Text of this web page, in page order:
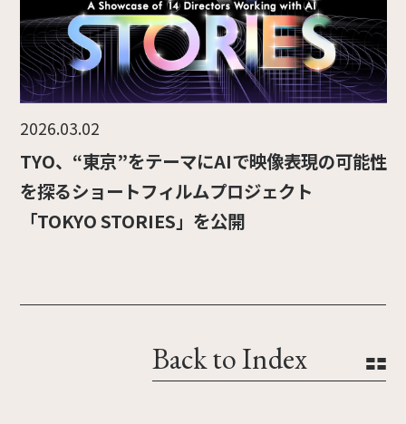
2026.03.02
TYO、“東京”をテーマにAIで映像表現の可能性
を探るショートフィルムプロジェクト
「TOKYO STORIES」を公開
Back to Index